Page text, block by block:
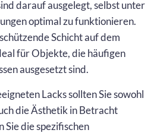
darauf ausgelegt, selbst unter
optimal zu funktionieren.
Schicht auf dem
für Objekte, die häufigen
ausgesetzt sind.
Lacks sollten Sie sowohl
die Ästhetik in Betracht
Sie die spezifischen